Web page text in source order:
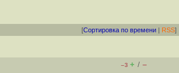
[Сортировка по времени | RSS]
–3 + / –